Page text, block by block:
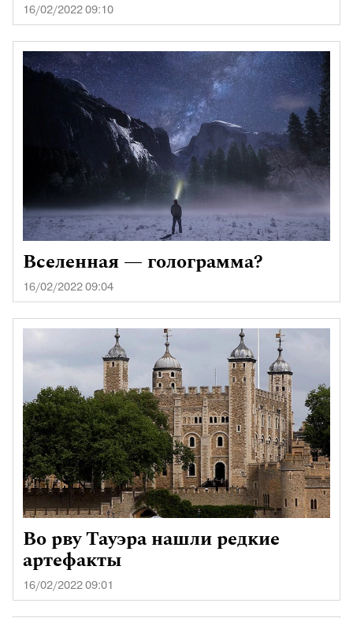
16/02/2022 09:10
Вселенная — голограмма?
16/02/2022 09:04
Во рву Тауэра нашли редкие
артефакты
16/02/2022 09:01